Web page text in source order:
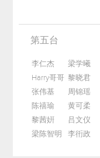
第五台
李仁杰 梁学曦
Harry哥哥 黎晓君
张伟基
周锦瑶
陈禧瑜
黄可柔
黎茜姸
吕文仪
梁陈智明
李衎政